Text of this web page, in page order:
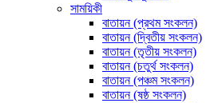
সাময়িকী
বাতায়ন (প্রথম সংকলন)
বাতায়ন (দ্বিতীয় সংকলন)
বাতায়ন (তৃতীয় সংকলন)
বাতায়ন (চতুর্থ সংকলন)
বাতায়ন (পঞ্চম সংকলন)
বাতায়ন (ষষ্ঠ সংকলন)